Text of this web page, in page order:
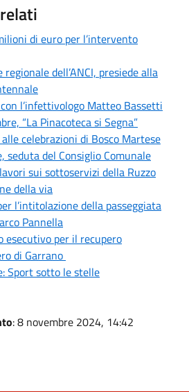
di euro per l’intervento
regionale dell’ANCI, presiede alla
l’infettivologo Matteo Bassetti
“La Pinacoteca si Segna”
celebrazioni di Bosco Martese
seduta del Consiglio Comunale
sui sottoservizi della Ruzzo
della via
l’intitolazione della passeggiata
Pannella
esecutivo per il recupero
di Garrano
Sport sotto le stelle
: 8 novembre 2024, 14:42